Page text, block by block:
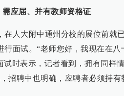
应届、并有教师资格证
在人大附中通州分校的展位前就
行面试。“老师您好，我现在在八
试时表示，记者看到，拥有同样
招聘中也明确，应聘者必须持有